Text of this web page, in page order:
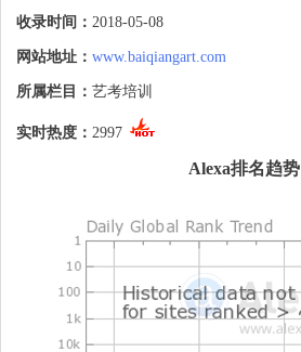
州著名画室、杭州画室排名、杭州美术培训
班、杭州美术培训学校、杭州美术高考培
训、杭州画室哪个好、升学率高的画室、高
室、全国好的美术班、全国好的美术培
收录时间： 2018-05-08
网站地址： www.baiqiangart.com
所属栏目： 艺考培训
实时热度： 2997
Alexa排名趋势